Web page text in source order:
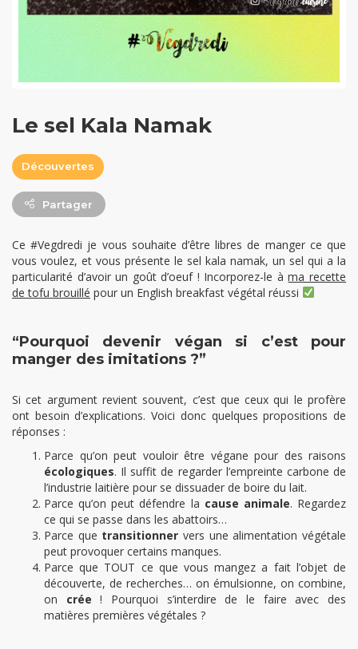
Le sel Kala Namak
Découvertes
Partager
Ce #Vegdredi je vous souhaite d’être libres de manger ce que
vous voulez, et vous présente le sel kala namak, un sel qui a la
particularité d’avoir un goût d’oeuf ! Incorporez-le àma recette
de tofu brouillé pour un English breakfast végétal réussi
“Pourquoi devenir végan si c’est pour
manger des imitations ?”
Si cet argument revient souvent, c’est que ceux qui le profère
ont besoin d’explications.Voici donc quelques propositions de
réponses :
Parce qu’on peut vouloir être végane pour des raisons
écologiques. Il suffit de regarder l’empreinte carbone de
l’industrie laitière pour se dissuader de boire du lait.
Parce qu’on peut défendre la cause animale. Regardez
ce qui se passe dans les abattoirs…
Parce que transitionner vers une alimentation végétale
peut provoquer certains manques.
Parce que TOUT ce que vous mangez a fait l’objet de
découverte, de recherches… on émulsionne, on combine,
on crée ! Pourquoi s’interdire de le faire avec des
matières premières végétales ?